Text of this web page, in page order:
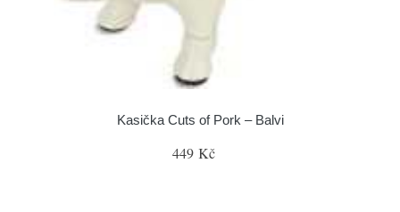
Kasička Cuts of Pork – Balvi
449 Kč